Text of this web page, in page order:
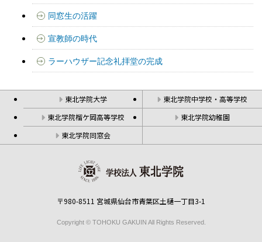
同窓生の活躍
宣教師の時代
ラーハウザー記念礼拝堂の完成
東北学院大学
東北学院中学校・高等学校
東北学院榴ケ岡高等学校
東北学院幼稚園
東北学院同窓会
〒980-8511 宮城県仙台市青葉区土樋一丁目3-1
Copyright © TOHOKU GAKUIN All Rights Reserved.